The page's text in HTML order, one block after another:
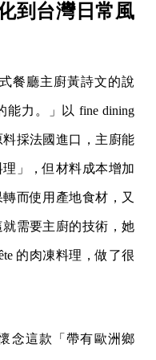
到台灣日常風
餐廳主廚黃詩文的說
力。」以 fine dining
採法國進口，主廚能
」，但材料成本增加
而使用產地食材，又
需要主廚的技術，她
的肉凍料理，做了很
念這款「帶有歐洲鄉